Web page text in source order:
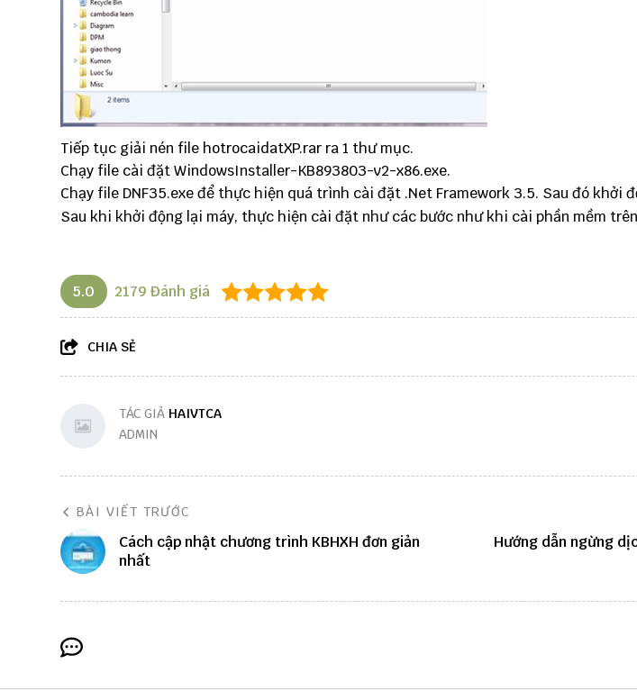
Tiếp tục giải nén file hotrocaidatXP.rar ra 1 thư mục.
Chạy file cài đặt WindowsInstaller-KB893803-v2-x86.exe.
Chạy file DNF35.exe để thực hiện quá trình cài đặt .Net Framework 3.5. Sau đó khởi
Sau khi khởi động lại máy, thực hiện cài đặt như các bước như khi cài phần mềm
5.0 2179 Đánh giá
CHIA SẺ
TÁC GIẢ HAIVTCA
ADMIN
BÀI VIẾT TRƯỚC
Cách cập nhật chương trình KBHXH đơn giản
nhất
Hướng dẫn ngừng